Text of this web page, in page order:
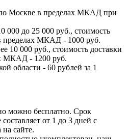
по Москве в пределах МКАД при
000 до 25 000 руб., стоимость
пределах МКАД - 1000 руб.
10 000 руб., стоимость доставки
МКАД - 1200 руб.
области - 60 рублей за 1
можно бесплатно. Срок
от 1 до 3 дней с
сайте.